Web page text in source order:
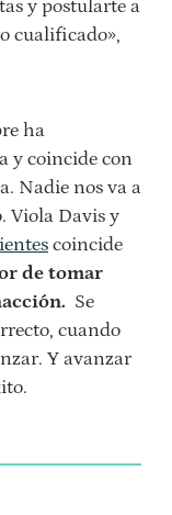
y postularte a
cualificado»,
ha
y coincide con
Nadie nos va a
Viola Davis y
coincide
de tomar
Se
cuando
Y avanzar